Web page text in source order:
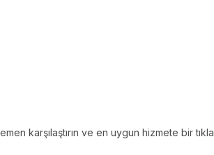
karşılaştırın ve en uygun hizmete bir tıkla